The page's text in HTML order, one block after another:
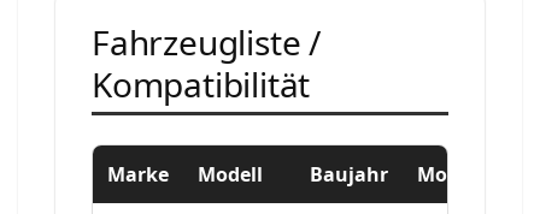
Fahrzeugliste /
Kompatibilität
Marke Modell Baujahr Motor